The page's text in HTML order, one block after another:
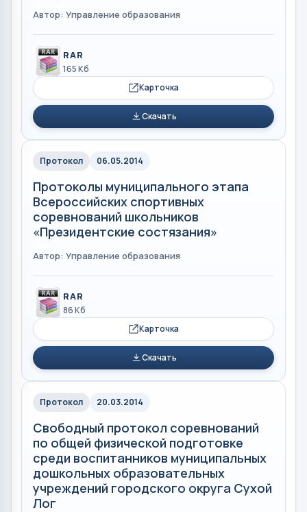
Автор: Управление образования
RAR
165 Кб
Карточка
Скачать
Протокол 06.05.2014
Протоколы муниципального этапа
Всероссийских спортивных
соревнований школьников
«Президентские состязания»
Автор: Управление образования
RAR
86 Кб
Карточка
Скачать
Протокол 20.03.2014
Свободный протокол соревнований
по общей физической подготовке
среди воспитанников муниципальных
дошкольных образовательных
учреждений городского округа Сухой
Лог